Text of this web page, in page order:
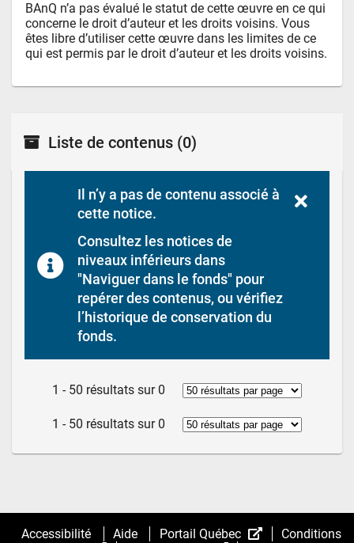
BAnQ n’a pas évalué le statut de cette œuvre en ce qui
concerne le droit d’auteur et les droits voisins. Vous
êtes libre d’utiliser cette œuvre dans les limites de ce
qui est permis par le droit d’auteur et les droits voisins.
Liste de contenus (0)
Il n’y a pas de contenu associé à
cette notice.
Consultez les notices de
niveaux inférieurs dans
"Naviguer dans le fonds" pour
repérer des contenus, ou vérifiez
l’historique de conservation du
fonds.
1 - 50 résultats sur 0
1 - 50 résultats sur 0
Accessibilité Aide Portail Québec
(CetConditions